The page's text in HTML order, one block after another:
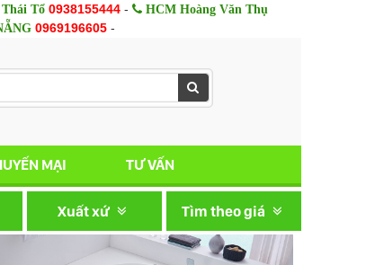
Tổ 0938155444 - HCM Hoàng Văn Thụ
0969196605-
MẠI TƯ VẤN
Tìm theo giá
Xuất xứ